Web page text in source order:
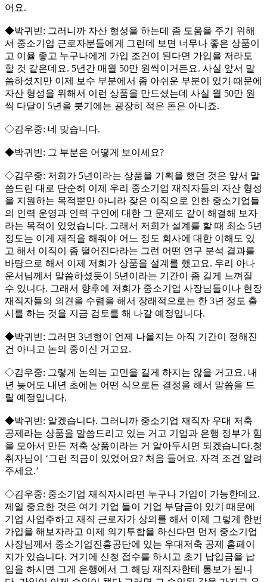
어요.
◆박귀빈: 그러니까 자산 형성을 하는데 좀 도움을 주기 위해
서 중소기업 근로자분들에게 그런데 보면 너무나 좋은 상품이
고 이율 좋고 누구나에게 가입 조건이 된다면 가입을 저라도
할 것 같은데요. 5년간 매월 50만 원씩이거든요. 사실 앞서 말
씀하셨지만 이제 보수 부분에서 좀 아쉬운 부분이 있기 때문에
자산 형성을 위해서 이런 상품을 만드셨는데 사실 월 50만 원
씩 다달이 5년을 붓기에는 굉장히 적은 돈은 아니죠.
◇김우중: 네 맞습니다.
◆박귀빈: 그 부분은 어떻게 보이세요?
◇김우중: 저희가 5년이라는 상품을 기획을 했던 것은 앞서 말
씀드린 대로 단순히 이제 우리 중소기업 재직자들의 자산 형성
을 지원하는 목적뿐만 아니라 잦은 이직으로 인한 중소기업들
의 인력 운영과 인력 구인에 대한 그 문제도 같이 해결해 보자
라는 목적이 있었습니다. 그래서 저희가 설계를 할 때 최소 5년
정도는 이게 재직을 해줘야 어느 정도 회사에 대한 이해도 있
고 해서 이직이 좀 떨어진다라는 그런 어떤 연구 분석 결과를
바탕으로 해서 이제 저희가 상품을 설계를 했고요. 우리 아나
운서님께서 말씀하셨듯이 5년이라는 기간이 좀 길게 느껴질
수 있니다. 그래서 향후에 저희가 중소기업 사장님들이나 현장
재직자들의 의견을 수렴을 해서 장래적으로는 한 3년 정도 출
시를 하는 것을 지금 검토를 해 나갈 예정입니다.
◆박귀빈: 그러면 3년형이 언제 나올지는 아직 기간이 정해진
건 아니고 논의 중이신 거고요.
◇김우중: 그렇게 논의는 고민을 길게 하지는 않을 거고요. 내
년 늦어도 내년 초에는 어떤 식으로든 결정을 해서 말씀을 드
릴 예정입니다.
◆박귀빈: 알겠습니다. 그러니까 중소기업 재직자 우대 저축
공제라는 상품을 말씀드리고 있는 거고 기업과 은행 정부가 힘
을 모아서 만든 저축 상품이라는 거 알아두시면 되겠습니다.청
취자님이 ‘그런 적금이 있었어요? 처음 들어요. 자격 조건 알려
주세요.’
◇김우중: 중소기업 재직자시라면 누구나 가입이 가능한데요.
제일 중요한 것은 여기 기업 들이 기업 부담금이 있기 때문에
기업 사업주하고 재직 근로자가 상의를 해서 이제 그렇게 한번
가입을 해보자라고 이제 의기투합을 하신다면 먼저 중소기업
사장님께서 중소기업진흥공단에 있는 우대저축 공제 홈페이
지가 있습니다. 거기에 신청 접수를 하시고 초기 납입금을 납
입을 하시면 그게 은행에서 그 해당 재직자한테 통보가 됩니